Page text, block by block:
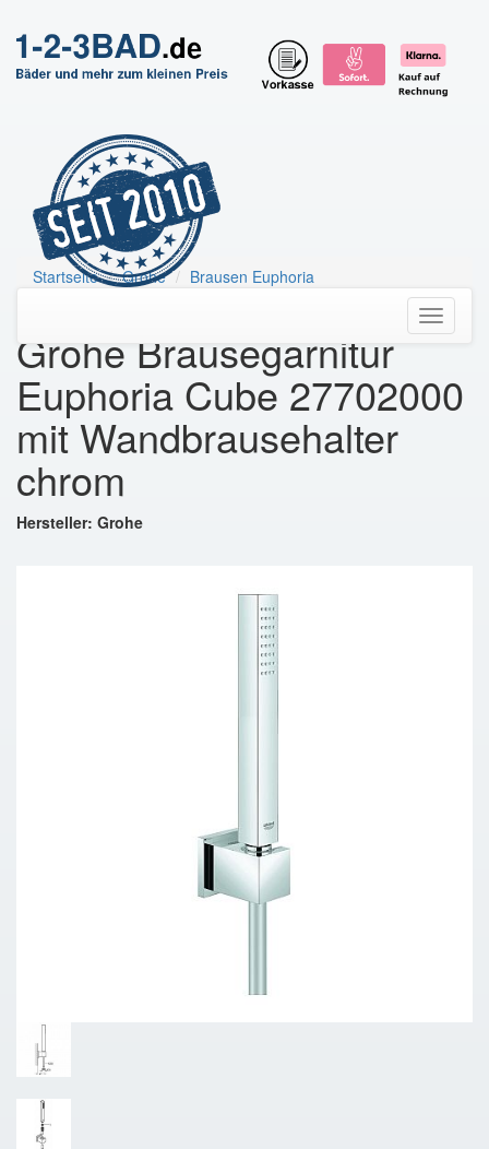
Toggle
Startseite Grohe
Brausen Euphoria
Grohe Brausegarnitur
Euphoria Cube 27702000
mit Wandbrausehalter
chrom
Hersteller: Grohe